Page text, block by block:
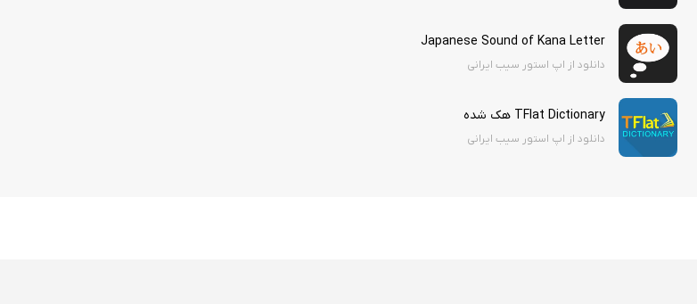
"آینده فرزندانتان را با هم میسازیم"
Japanese Sound of Kana Letter
دانلود از اپ استور سیب ایرانی
TFlat Dictionary هک شده
دانلود از اپ استور سیب ایرانی